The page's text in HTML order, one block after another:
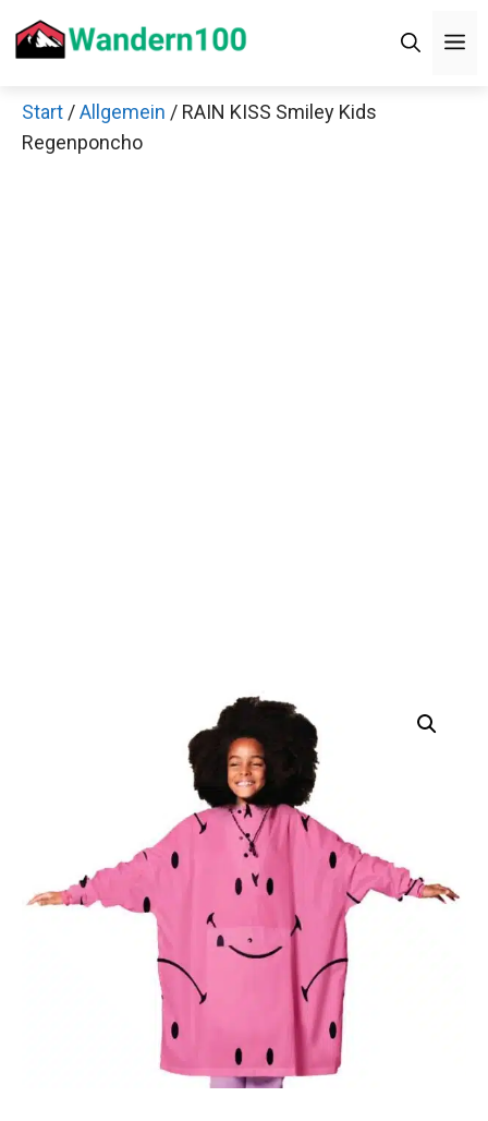
Inhalt
Start /Allgemein / RAIN KISS Smiley Kids
Regenponcho